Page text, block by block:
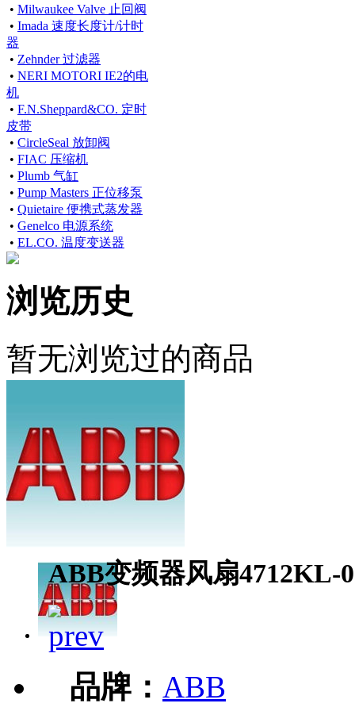
• Milwaukee Valve 止回阀
• Imada 速度长度计/计时
器
• Zehnder 过滤器
• NERI MOTORI IE2的电
机
• F.N.Sheppard&CO. 定时
皮带
• CircleSeal 放卸阀
• FIAC 压缩机
• Plumb 气缸
• Pump Masters 正位移泵
• Quietaire 便携式蒸发器
• Genelco 电源系统
• EL.CO. 温度变送器
浏览历史
暂无浏览过的商品
ABB变频器风扇4712KL-
品牌： ABB